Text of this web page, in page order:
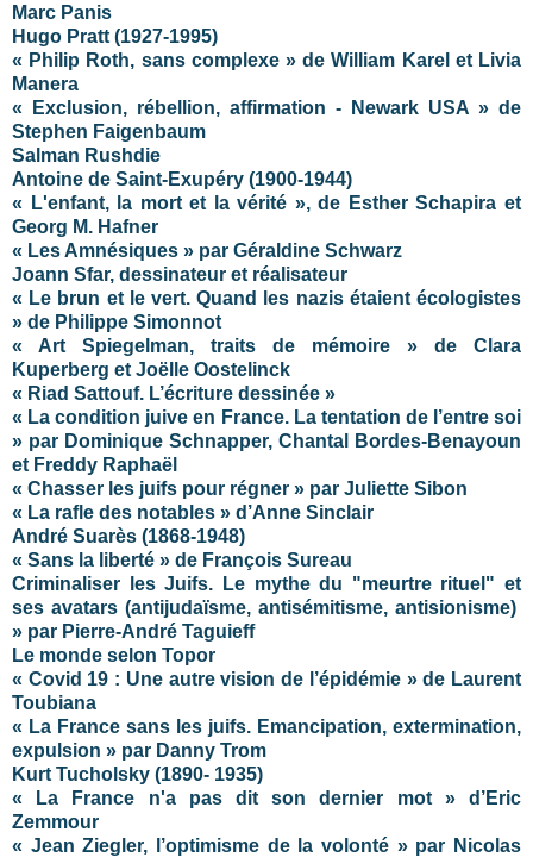
Marc Panis
Hugo Pratt (1927-1995)
« Philip Roth, sans complexe » de William Karel et Livia
Manera
« Exclusion, rébellion, affirmation - Newark USA » de
Stephen Faigenbaum
Salman Rushdie
Antoine de Saint-Exupéry (1900-1944)
« L'enfant, la mort et la vérité », de Esther Schapira et
Georg M. Hafner
« Les Amnésiques » par Géraldine Schwarz
Joann Sfar, dessinateur et réalisateur
« Le brun et le vert. Quand les nazis étaient écologistes
» de Philippe Simonnot
« Art Spiegelman, traits de mémoire » de Clara
Kuperberg et Joëlle Oostelinck
« Riad Sattouf. L’écriture dessinée »
« La condition juive en France. La tentation de l’entre soi
» par Dominique Schnapper, Chantal Bordes-Benayoun
et Freddy Raphaël
« Chasser les juifs pour régner » par Juliette Sibon
« La rafle des notables » d’Anne Sinclair
André Suarès (1868-1948)
« Sans la liberté » de François Sureau
Criminaliser les Juifs. Le mythe du "meurtre rituel" et
ses avatars (antijudaïsme, antisémitisme, antisionisme)
» par Pierre-André Taguieff
Le monde selon Topor
« Covid 19 : Une autre vision de l’épidémie » de Laurent
Toubiana
« La France sans les juifs. Emancipation, extermination,
expulsion » par Danny Trom
Kurt Tucholsky (1890- 1935)
« La France n'a pas dit son dernier mot » d’Eric
Zemmour
« Jean Ziegler, l’optimisme de la volonté » par Nicolas